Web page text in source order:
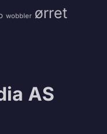
wobbler ørret
AS